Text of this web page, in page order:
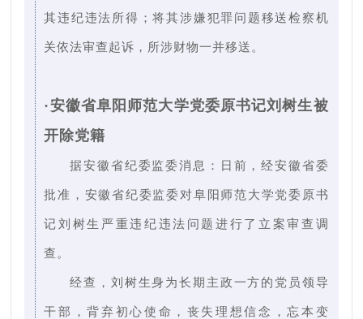
其违纪违法所得；将其涉嫌犯罪问题移送检察机
关依法审查起诉，所涉财物一并移送。
·安徽省阜阳师范大学党委原书记刘树生被
开除党籍
据安徽省纪委监委消息：日前，经安徽省委
批准，安徽省纪委监委对阜阳师范大学党委原书
记刘树生严重违纪违法问题进行了立案审查调
查。
经查，刘树生身为长期主政一方的党员领导
干部，背弃初心使命，丧失理想信念，忘本变